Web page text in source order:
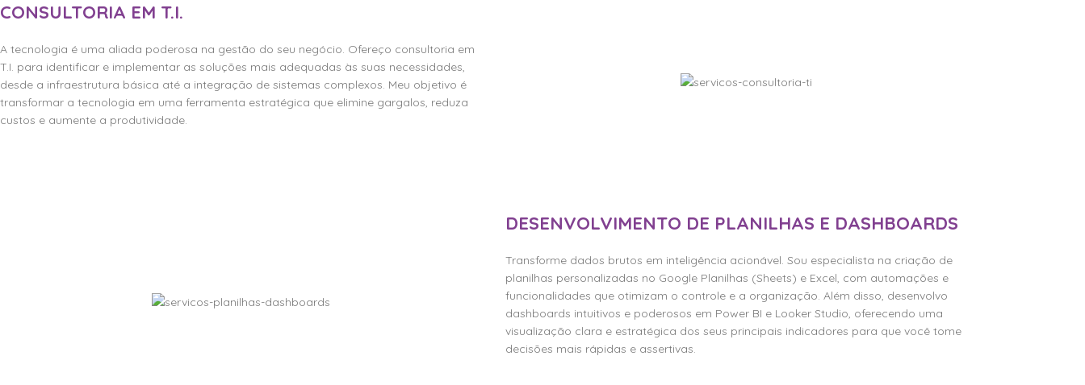
CONSULTORIA EM T.I.
A tecnologia é uma aliada poderosa na gestão do seu negócio. Ofereço consultoria em
T.I. para identificar e implementar as soluções mais adequadas às suas necessidades,
desde a infraestrutura básica até a integração de sistemas complexos. Meu objetivo é
transformar a tecnologia em uma ferramenta estratégica que elimine gargalos, reduza
custos e aumente a produtividade.
DESENVOLVIMENTO DE PLANILHAS E DASHBOARDS
Transforme dados brutos em inteligência acionável. Sou especialista na criação de
planilhas personalizadas no Google Planilhas (Sheets) e Excel, com automações e
funcionalidades que otimizam o controle e a organização. Além disso, desenvolvo
dashboards intuitivos e poderosos em Power BI e Looker Studio, oferecendo uma
visualização clara e estratégica dos seus principais indicadores para que você tome
decisões mais rápidas e assertivas.